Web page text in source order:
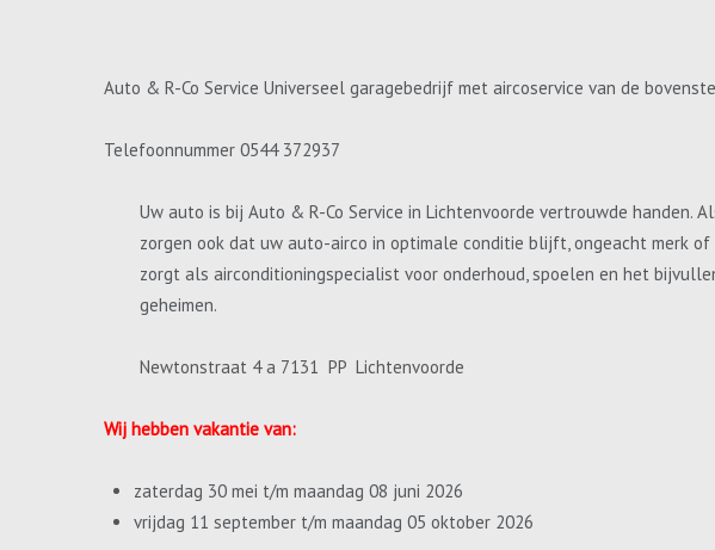
Auto & R-Co Service Universeel garagebedrijf met aircoservice van de
Telefoonnummer 0544 372937
Uw auto is bij Auto & R-Co Service in Lichtenvoorde vertrouwde handen.
zorgen ook dat uw auto-airco in optimale conditie blijft, ongeacht merk
zorgt als airconditioningspecialist voor onderhoud, spoelen en het
geheimen.
Newtonstraat 4 a 7131 PP Lichtenvoorde
Wij hebben vakantie van:
zaterdag 30 mei t/m maandag 08 juni 2026
vrijdag 11 september t/m maandag 05 oktober 2026